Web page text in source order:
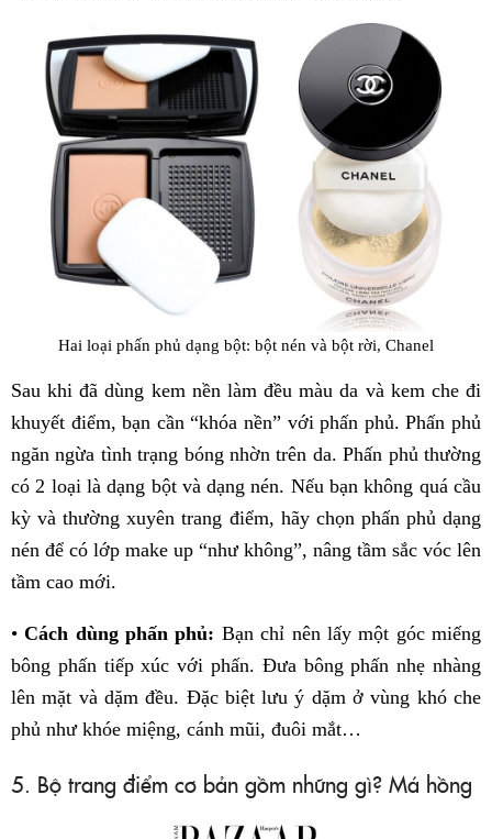
Hai loại phấn phủ dạng bột: bột nén và bột rời, Chanel
Sau khi đã dùng kem nền làm đều màu da và kem che đi
khuyết điểm, bạn cần “khóa nền” với phấn phủ. Phấn phủ
ngăn ngừa tình trạng bóng nhờn trên da. Phấn phủ thường
có 2 loại là dạng bột và dạng nén. Nếu bạn không quá cầu
kỳ và thường xuyên trang điểm, hãy chọn phấn phủ dạng
nén để có lớp make up “như không”, nâng tầm sắc vóc lên
tầm cao mới.
•Cách dùng phấn phủ: Bạn chỉ nên lấy một góc miếng
bông phấn tiếp xúc với phấn. Đưa bông phấn nhẹ nhàng
lên mặt và dặm đều. Đặc biệt lưu ý dặm ở vùng khó che
phủ như khóe miệng, cánh mũi, đuôi mắt…
5. Bộ trang điểm cơ bản gồm những gì? Má hồng